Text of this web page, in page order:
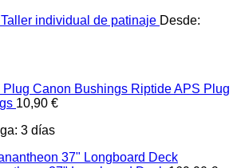
Taller individual de patinaje Desde:
Riptide APS Plug
10,90 €
3 días